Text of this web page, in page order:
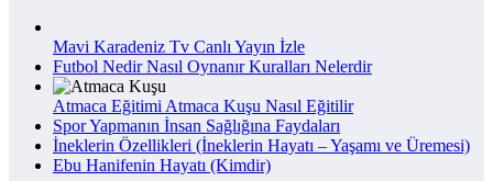
Mavi Karadeniz Tv Canlı Yayın İzle
Futbol Nedir Nasıl Oynanır Kuralları Nelerdir
Atmaca Eğitimi Atmaca Kuşu Nasıl Eğitilir
Spor Yapmanın İnsan Sağlığına Faydaları
İneklerin Özellikleri (İneklerin Hayatı – Yaşamı ve Üremesi)
Ebu Hanifenin Hayatı (Kimdir)